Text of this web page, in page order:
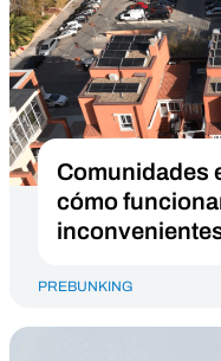
Comunidades
cómo
PREBUNKING